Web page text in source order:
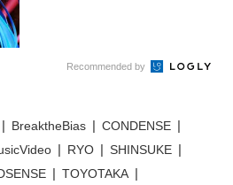
Recommended by
BreaktheBias
CONDENSE
RYO
SHINSUKE
TOYOTAKA